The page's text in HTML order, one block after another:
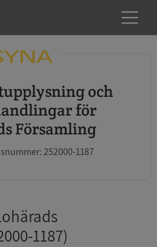
för
Församling
252000-1187
1187)